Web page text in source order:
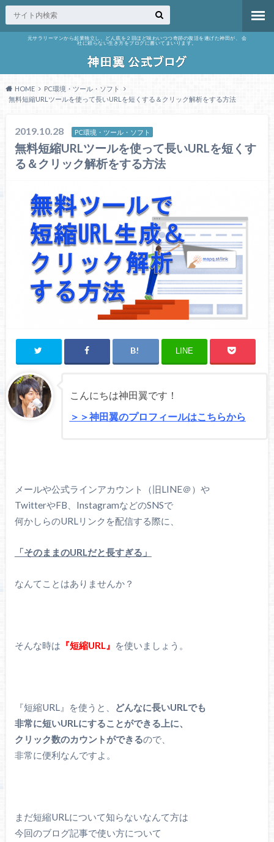
元サラリーマンから起業独立し、どん底を２回ほど味わいつつ奇跡の復活を遂げた神田が、 会
社に頼らない生き方をブログに書いてまいります。
HOME
PC環境・ツール・ソフト
無料短縮URLツールを使って長いURLを短くする＆クリック解析をする方法
2019.10.28 PC環境・ツール・ソフト
無料短縮URLツールを使って長いURLを短くす
る＆クリック解析をする方法
LINE
こんにちは神田翼です！
＞＞神田翼のプロフィールはこちらから
メールや公式ラインアカウント（旧LINE＠）や
TwitterやFB、InstagramなどのSNSで
何かしらのURLリンクを配信する際に、
「そのままのURLだと長すぎる」
なんてことはありませんか？
そんな時は 『短縮URL』 を使いましょう。
『短縮URL』を使うと、
どんなに長いURLでも
非常に短いURLにすることができる上に、
クリック数のカウントができるので、
非常に便利なんですよ。
まだ短縮URLについて知らないなんて方は
今回のブログ記事で使い方について